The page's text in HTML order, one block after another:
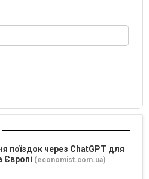
поїздок через ChatGPT для
Європі (economist.com.ua)